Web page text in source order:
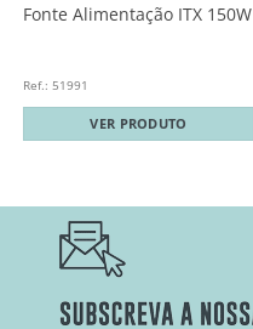
Fonte Alimentação ITX 150W
Ref.: 51991
VER PRODUTO